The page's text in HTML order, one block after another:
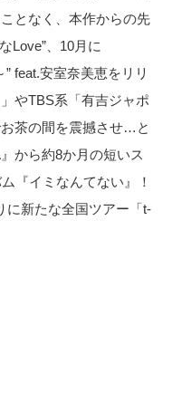
となく、本作からの先
Love”、10月に
feat.安室奈美恵をリリ
やTBS系 「有吉ジャポ
茶の間を震撼させ…と
から約8か月の短いス
『イミなんてない』！
に新たな全国ツアー「t-